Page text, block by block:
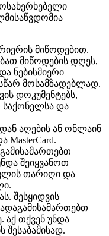
მიწოდებით.
მიწოდების დღეს,
ნებისმიერი
მოსამზადებლად.
დოკუმენტებს,
და
აღების ან ონლაინ
MasterCard.
შეიყვანოთ
თარიღი და
შესყიდვის
აქ თქვენ უნდა
შესაბამისად.